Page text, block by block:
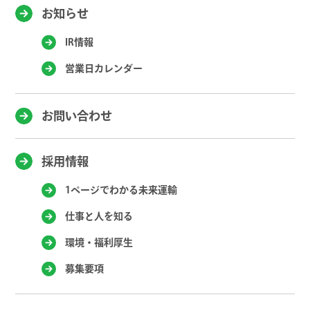
お知らせ
IR情報
営業日カレンダー
お問い合わせ
採用情報
1ページでわかる未来運輸
仕事と人を知る
環境・福利厚生
募集要項